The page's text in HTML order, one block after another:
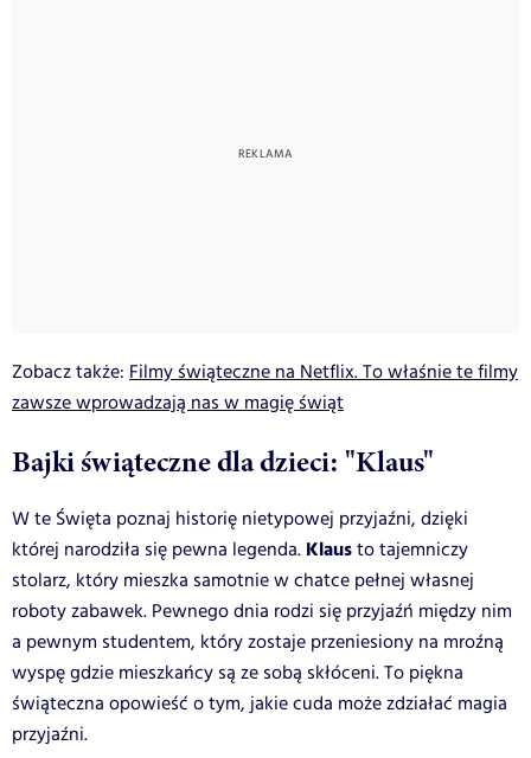
Zobacz także: Filmy świąteczne na Netflix. To właśnie te filmy
zawsze wprowadzają nas w magię świąt
Bajki świąteczne dla dzieci: "Klaus"
W te Święta poznaj historię nietypowej przyjaźni, dzięki
której narodziła się pewna legenda. Klausto tajemniczy
stolarz, który mieszka samotnie w chatce pełnej własnej
roboty zabawek. Pewnego dnia rodzi się przyjaźń między nim
a pewnym studentem, który zostaje przeniesiony na mroźną
wyspę gdzie mieszkańcy są ze sobą skłóceni. To piękna
świąteczna opowieść o tym, jakie cuda może zdziałać magia
przyjaźni.